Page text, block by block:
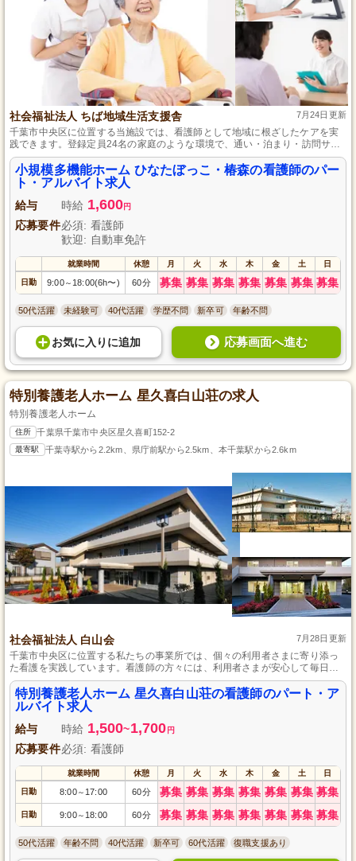
社会福祉法人 ちば地域生活支援舎 7月24日更新
千葉市中央区に位置する当施設では、看護師として地域に根ざしたケアを実
践できます。登録定員24名の家庭のような環境で、通い・泊まり・訪問サー
ビスを通して、多彩なケアを提供しています。看護師資格をお持ちであれば
経験は問いません。チームワークを重視し、スタッフ一丸となって働ける方
をお待ちしています。
小規模多機能ホーム ひなたぼっこ・椿森の看護師のパー
ト・アルバイト求人
給与 時給 1,600円
応募要件必須: 看護師
歓迎: 自動車免許
就業時間 休憩 月 火 水 木 金 土 日
日勤 9:00～ 18:00(6h〜) 60分 募集 募集 募集 募集 募集 募集 募集
50代活躍 未経験可 40代活躍 学歴不問 新卒可 年齢不問
お気に入り に追加 応募画面へ進む
特別養護老人ホーム 星久喜白山荘の求人
特別養護老人ホーム
住所 千葉県千葉市中央区星久喜町152-2
最寄駅 千葉寺駅から2.2km、県庁前駅から2.5km、本千葉駅から2.6km
社会福祉法人 白山会 7月28日更新
千葉市中央区に位置する私たちの事業所では、個々の利用者さまに寄り添っ
た看護を実践しています。看護師の方々には、利用者さまが安心して毎日を
過ごせるよう支援する重要な役割をおまかせします。また、スキルアップを
目指す方には、介護スタッフ向けの研修を通じてさらなる成長を支える環境
を整えております。残業がほとんどなく、家庭との両立もしやすい職場で、
あなたの経験と知識を生かしませんか？ご応募、心からお待ちしています。
特別養護老人ホーム 星久喜白山荘の看護師のパート・ア
ルバイト求人
給与 時給 1,500~1,700 円
応募要件必須: 看護師
就業時間 休憩 月 火 水 木 金 土 日
日勤 8:00～ 17:00 60分 募集 募集 募集 募集 募集 募集 募集
日勤 9:00～ 18:00 60分 募集 募集 募集 募集 募集 募集 募集
50代活躍 年齢不問 40代活躍 新卒可 60代活躍 復職支援あり